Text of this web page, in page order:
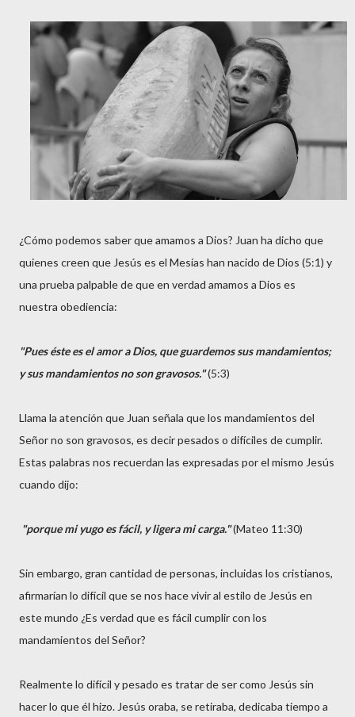
¿Cómo podemos saber que amamos a Dios? Juan ha dicho que
quienes creen que Jesús es el Mesías han nacido de Dios (5:1) y
una prueba palpable de que en verdad amamos a Dios es
nuestra obediencia:
"Pues éste es el amor a Dios, que guardemos sus mandamientos;
y sus mandamientos no son gravosos."(5:3)
Llama la atención que Juan señala que los mandamientos del
Señor no son gravosos, es decir pesados o difíciles de cumplir.
Estas palabras nos recuerdan las expresadas por el mismo Jesús
cuando dijo:
"porque mi yugo es fácil, y ligera mi carga."(Mateo 11:30)
Sin embargo, gran cantidad de personas, incluidas los cristianos,
afirmarían lo difícil que se nos hace vivir al estilo de Jesús en
este mundo ¿Es verdad que es fácil cumplir con los
mandamientos del Señor?
Realmente lo difícil y pesado es tratar de ser como Jesús sin
hacer lo que él hizo. Jesús oraba, se retiraba, dedicaba tiempo a